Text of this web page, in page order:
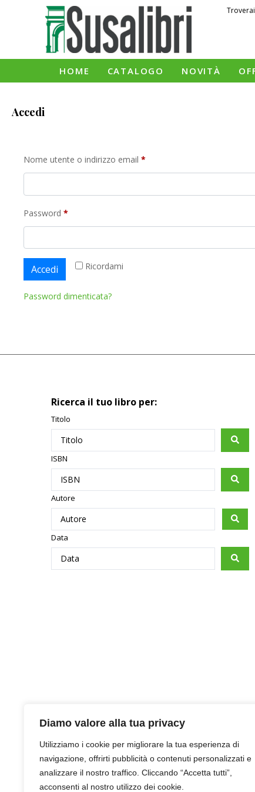
Diamo valore alla tua privacy
Utilizziamo i cookie per migliorare la tua esperienza di
navigazione, offrirti pubblicità o contenuti personalizzati e
analizzare il nostro traffico. Cliccando “Accetta tutti”,
acconsenti al nostro utilizzo dei cookie.
HOME CATALOGO NOVITÀ
Accedi
Nome utente o indirizzo email *
Password *
Ricordami
Accedi
Password dimenticata?
Ricerca il tuo libro per:
Titolo
ISBN
Autore
Data